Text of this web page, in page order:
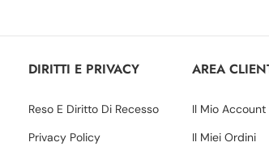
DIRITTI E PRIVACY
Reso E Diritto Di Recesso
Privacy Policy
AREA
Il Mio Account
Il Miei Ordini